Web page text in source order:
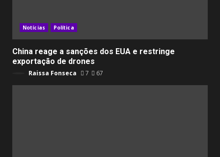
Notícias Política
China reage a sanções dos EUA e restringe
exportação de drones
Raissa Fonseca 7 67